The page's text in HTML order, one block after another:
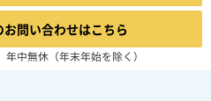
お問い合わせはこちら
中無休（年末年始を除く）